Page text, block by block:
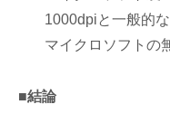
1000dpiと一般的
マイクロソフトの
■結論